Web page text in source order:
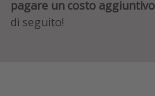
Last minute capodanno
Vacanze con bambini
pagare un costo aggiuntivo
di seguito!